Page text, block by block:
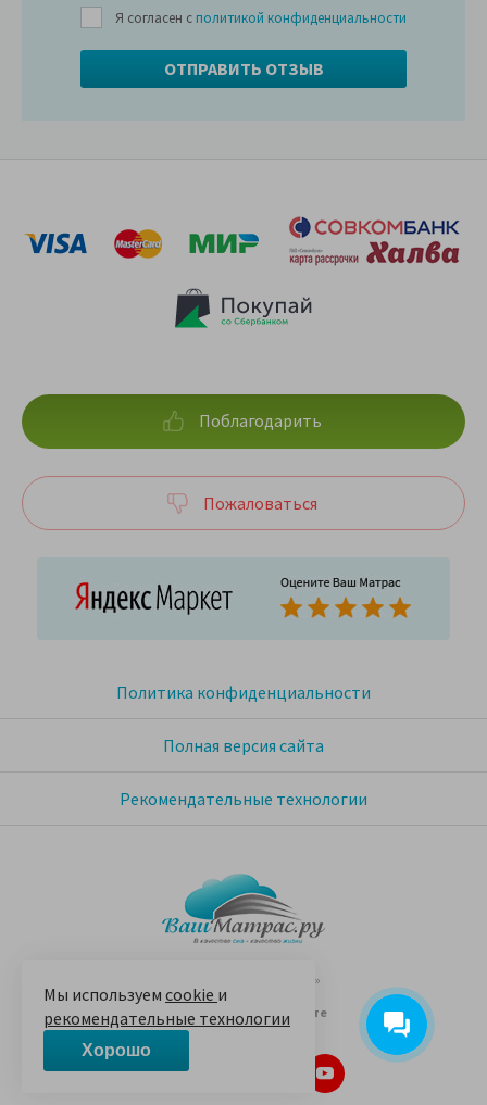
Я согласен с политикой конфиденциальности
© 2005-2026 «Ваш матрас»
14 лет на Яндекс.Маркете
Политика конфиденциальности
Полная версия сайта
Рекомендательные технологии
Поблагодарить
Пожаловаться
Мы используем cookie и
рекомендательные технологии
Хорошо